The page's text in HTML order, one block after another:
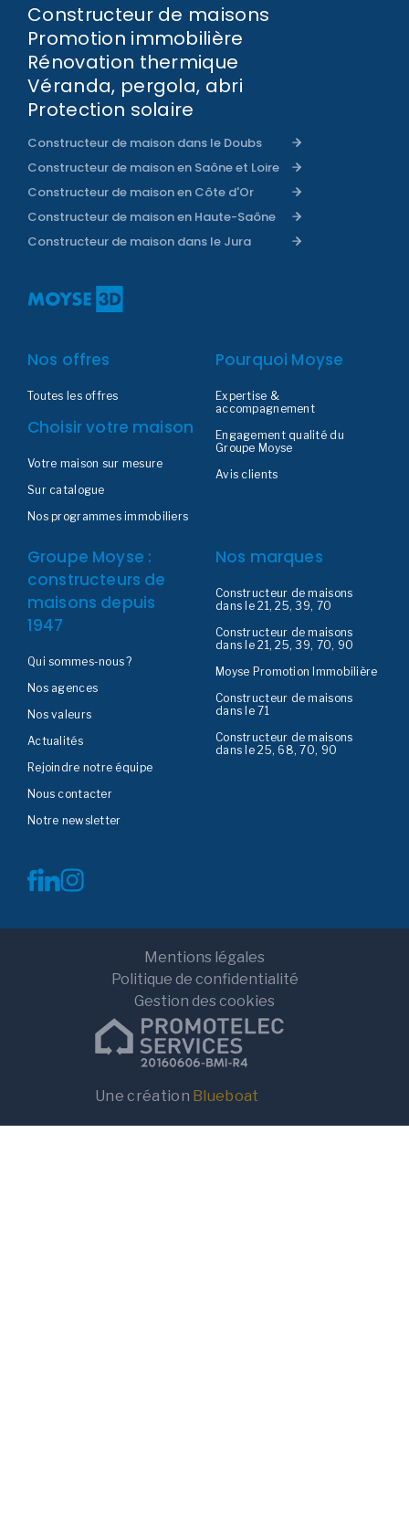
Constructeur de maisons
Promotion immobilière
Rénovation thermique
Véranda, pergola, abri
Protection solaire
Constructeur de maison dans le Doubs
Constructeur de maison en Saône et Loire
Constructeur de maison en Côte d'Or
Constructeur de maison en Haute-Saône
Constructeur de maison dans le Jura
Nos offres
Toutes les offres
Choisir votre maison
Votre maison sur mesure
Sur catalogue
Nos programmes immobiliers
Pourquoi Moyse
Expertise &
accompagnement
Engagement qualité du
Groupe Moyse
Avis clients
Groupe Moyse :
constructeurs de
maisons depuis
1947
Qui sommes-nous ?
Nos agences
Nos valeurs
Actualités
Rejoindre notre équipe
Nous contacter
Notre newsletter
Nos marques
Constructeur de maisons
dans le 21, 25, 39, 70
Constructeur de maisons
dans le 21, 25, 39, 70, 90
Moyse Promotion Immobilière
Constructeur de maisons
dans le 71
Constructeur de maisons
dans le 25, 68, 70, 90
Mentions légales
Politique de confidentialité
Gestion des cookies
Une création Blueboat